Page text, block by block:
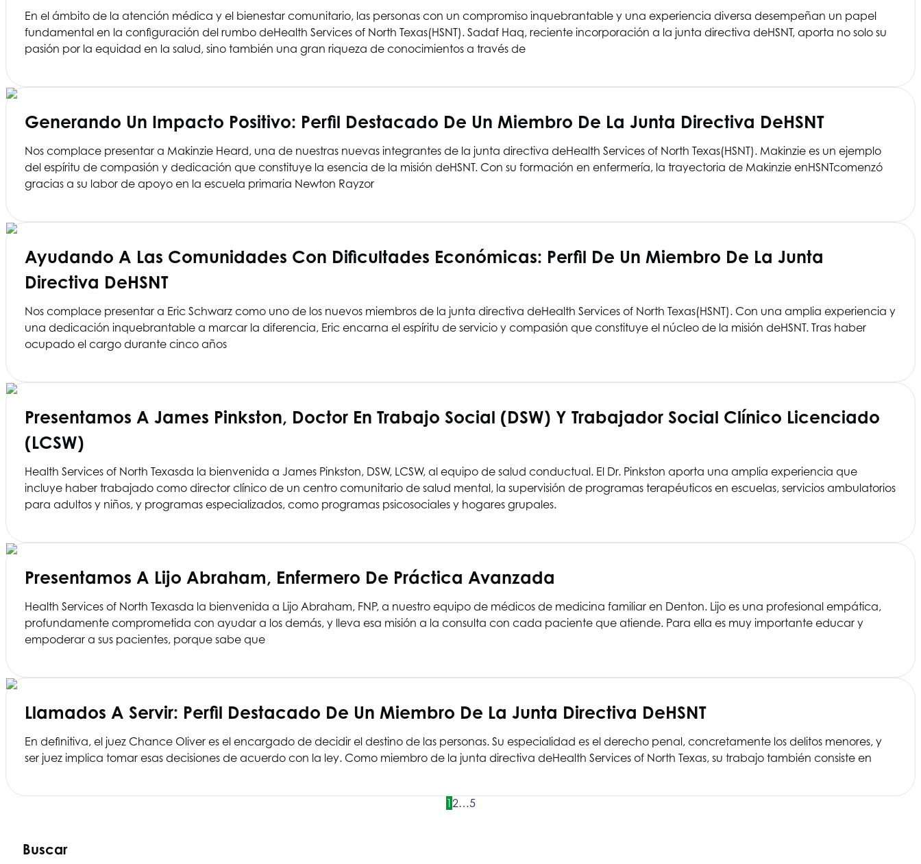
En el ámbito de la atención médica y el bienestar comunitario, las personas con un compromiso inquebrantable y una experiencia diversa desempeñan un papel
fundamental en la configuración del rumbo deHealth Services of North Texas(HSNT). Sadaf Haq, reciente incorporación a la junta directiva deHSNT, aporta no solo su
pasión por la equidad en la salud, sino también una gran riqueza de conocimientos a través de
Generando Un Impacto Positivo: Perfil Destacado De Un Miembro De La Junta Directiva DeHSNT
Nos complace presentar a Makinzie Heard, una de nuestras nuevas integrantes de la junta directiva deHealth Services of North Texas(HSNT). Makinzie es un ejemplo
del espíritu de compasión y dedicación que constituye la esencia de la misión deHSNT. Con su formación en enfermería, la trayectoria de Makinzie enHSNTcomenzó
gracias a su labor de apoyo en la escuela primaria Newton Rayzor
Ayudando A Las Comunidades Con Dificultades Económicas: Perfil De Un Miembro De La Junta
Directiva DeHSNT
Nos complace presentar a Eric Schwarz como uno de los nuevos miembros de la junta directiva deHealth Services of North Texas(HSNT). Con una amplia experiencia y
una dedicación inquebrantable a marcar la diferencia, Eric encarna el espíritu de servicio y compasión que constituye el núcleo de la misión deHSNT. Tras haber
ocupado el cargo durante cinco años
Presentamos A James Pinkston, Doctor En Trabajo Social (DSW) Y Trabajador Social Clínico Licenciado
(LCSW)
Health Services of North Texasda la bienvenida a James Pinkston, DSW, LCSW, al equipo de salud conductual. El Dr. Pinkston aporta una amplia experiencia que
incluye haber trabajado como director clínico de un centro comunitario de salud mental, la supervisión de programas terapéuticos en escuelas, servicios ambulatorios
para adultos y niños, y programas especializados, como programas psicosociales y hogares grupales.
Presentamos A Lijo Abraham, Enfermero De Práctica Avanzada
Health Services of North Texasda la bienvenida a Lijo Abraham, FNP, a nuestro equipo de médicos de medicina familiar en Denton. Lijo es una profesional empática,
profundamente comprometida con ayudar a los demás, y lleva esa misión a la consulta con cada paciente que atiende. Para ella es muy importante educar y
empoderar a sus pacientes, porque sabe que
Llamados A Servir: Perfil Destacado De Un Miembro De La Junta Directiva DeHSNT
En definitiva, el juez Chance Oliver es el encargado de decidir el destino de las personas. Su especialidad es el derecho penal, concretamente los delitos menores, y
ser juez implica tomar esas decisiones de acuerdo con la ley. Como miembro de la junta directiva deHealth Services of North Texas, su trabajo también consiste en
12…5
Buscar